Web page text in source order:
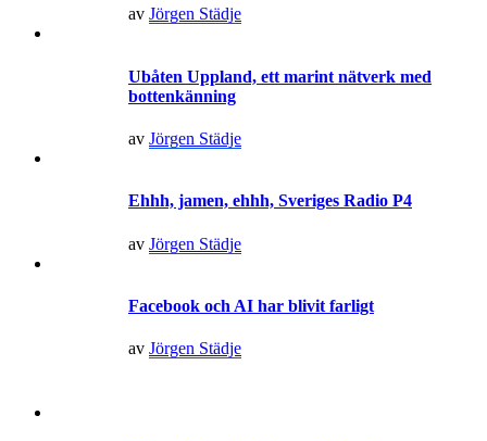
av Jörgen Städje
Ubåten Uppland, ett marint nätverk med
bottenkänning
av Jörgen Städje
Ehhh, jamen, ehhh, Sveriges Radio P4
av Jörgen Städje
Facebook och AI har blivit farligt
av Jörgen Städje